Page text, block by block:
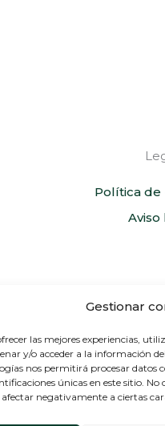
Gestionar
las mejores experiencias,
y/o acceder a la información
nos permitirá procesar datos
únicas en este sitio.
afectar negativamente a ciertas
Política de
Aviso